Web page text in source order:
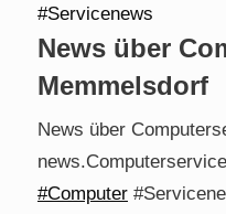
News über
Memmelsdorf
News über
#Computer